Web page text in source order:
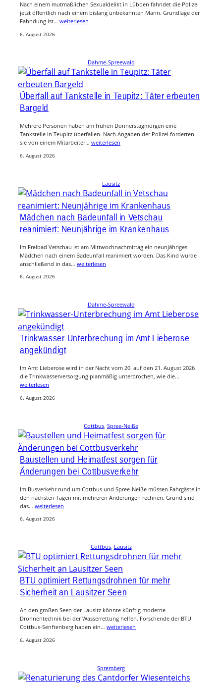
Nach einem mutmaßlichen Sexualdelikt in Lübben fahndet die Polizei
jetzt öffentlich nach einem bislang unbekannten Mann. Grundlage der
Fahndung ist… weiterlesen
6. August 2026
Dahme-Spreewald
Überfall auf Tankstelle in Teupitz: Täter erbeuten
Bargeld
Mehrere Personen haben am frühen Donnerstagmorgen eine
Tankstelle in Teupitz überfallen. Nach Angaben der Polizei forderten
sie von einem Mitarbeiter… weiterlesen
6. August 2026
Lausitz
Mädchen nach Badeunfall in Vetschau
reanimiert: Neunjährige im Krankenhaus
Im Freibad Vetschau ist am Mittwochnachmittag ein neunjähriges
Mädchen nach einem Badeunfall reanimiert worden. Das Kind wurde
anschließend in das… weiterlesen
6. August 2026
Dahme-Spreewald
Trinkwasser-Unterbrechung im Amt Lieberose
angekündigt
Im Amt Lieberose wird in der Nacht vom 20. auf den 21. August 2026
die Trinkwasserversorgung planmäßig unterbrochen, wie die…
weiterlesen
6. August 2026
Cottbus Spree-Neiße
Baustellen und Heimatfest sorgen für
Änderungen bei Cottbusverkehr
Im Busverkehr rund um Cottbus und Spree-Neiße müssen Fahrgäste in
den nächsten Tagen mit mehreren Änderungen rechnen. Grund sind
das… weiterlesen
6. August 2026
Cottbus, Lausitz
BTU optimiert Rettungsdrohnen für mehr
Sicherheit an Lausitzer Seen
An den großen Seen der Lausitz könnte künftig moderne
Drohnentechnik bei der Wasserrettung helfen. Forschende der BTU
Cottbus-Senftenberg haben ein… weiterlesen
6. August 2026
Spremberg